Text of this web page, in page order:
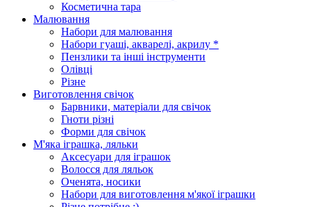
Косметична тара
Малювання
Набори для малювання
Набори гуаші, акварелі, акрилу *
Пензлики та інші інструменти
Олівці
Різне
Виготовлення свічок
Барвники, матеріали для свічок
Гноти різні
Форми для свічок
М'яка іграшка, ляльки
Аксесуари для іграшок
Волосся для ляльок
Оченята, носики
Набори для виготовлення м'якої іграшки